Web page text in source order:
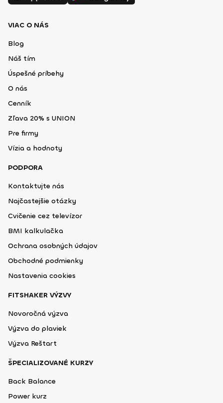
VIAC O NÁS
Blog
Náš tím
Úspešné príbehy
O nás
Cenník
Zľava 20% s UNION
Pre firmy
Vízia a hodnoty
PODPORA
Kontaktujte nás
Najčastejšie otázky
Cvičenie cez televízor
BMI kalkulačka
Ochrana osobných údajov
Obchodné podmienky
Nastavenia cookies
FITSHAKER VÝZVY
Novoročná výzva
Výzva do plaviek
Výzva Reštart
ŠPECIALIZOVANÉ KURZY
Back Balance
Power kurz